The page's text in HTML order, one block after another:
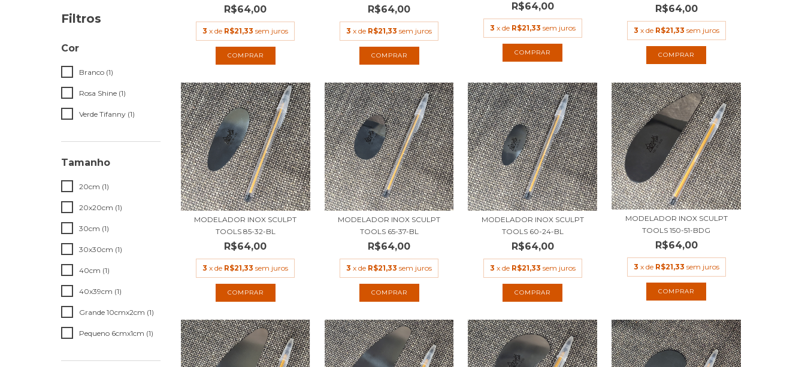
Filtros
Cor
Branco (1)
Rosa Shine (1)
Verde Tifanny (1)
Tamanho
20cm (1)
20x20cm (1)
30cm (1)
30x30cm (1)
40cm (1)
40x39cm (1)
Grande 10cmx2cm (1)
Pequeno 6cmx1cm (1)
R$64,00
3 x de R$21,33 sem juros
R$64,00
3 x de R$21,33 sem juros
R$64,00
3 x de R$21,33 sem juros
R$64,00
3 x de R$21,33 sem juros
MODELADOR INOX SCULPT
TOOLS 85-32-BL
R$64,00
3 x de R$21,33 sem juros
MODELADOR INOX SCULPT
TOOLS 65-37-BL
R$64,00
3 x de R$21,33 sem juros
MODELADOR INOX SCULPT
TOOLS 60-24-BL
R$64,00
3 x de R$21,33 sem juros
MODELADOR INOX SCULPT
TOOLS 150-51-BDG
R$64,00
3 x de R$21,33 sem juros